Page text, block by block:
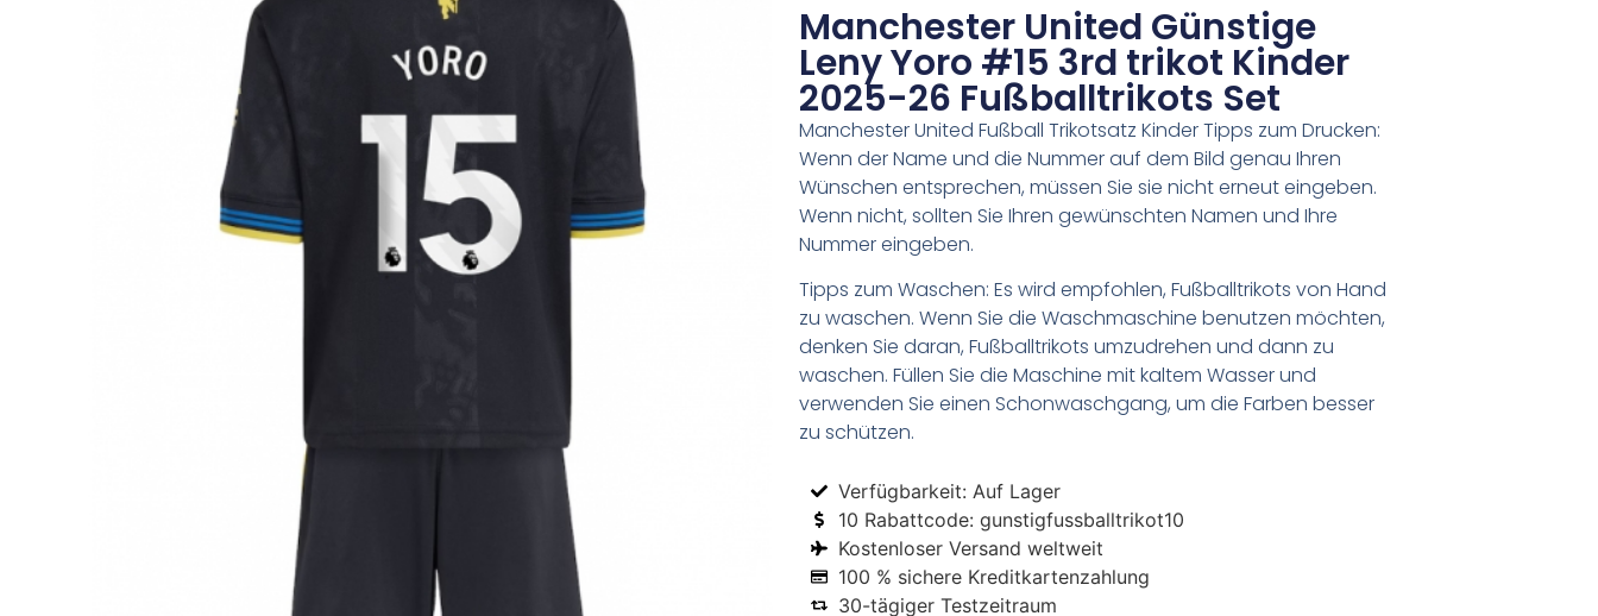
Manchester United Günstige
Leny Yoro #15 3rd trikot Kinder
2025-26 Fußballtrikots Set
Manchester United Fußball Trikotsatz Kinder Tipps zum Drucken:
Wenn der Name und die Nummer auf dem Bild genau Ihren
Wünschen entsprechen, müssen Sie sie nicht erneut eingeben.
Wenn nicht, sollten Sie Ihren gewünschten Namen und Ihre
Nummer eingeben.
Tipps zum Waschen: Es wird empfohlen, Fußballtrikots von Hand
zu waschen. Wenn Sie die Waschmaschine benutzen möchten,
denken Sie daran, Fußballtrikots umzudrehen und dann zu
waschen. Füllen Sie die Maschine mit kaltem Wasser und
verwenden Sie einen Schonwaschgang, um die Farben besser
zu schützen.
Verfügbarkeit: Auf Lager
10 Rabattcode: gunstigfussballtrikot10
Kostenloser Versand weltweit
100 % sichere Kreditkartenzahlung
30-tägiger Testzeitraum